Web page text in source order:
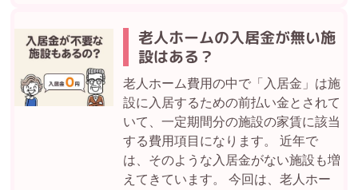
老人ホームの入居金が無い施
設はある？
老人ホーム費用の中で「入居金」は施
設に入居するための前払い金とされて
いて、一定期間分の施設の家賃に該当
する費用項目になります。 近年で
は、そのような入居金がない施設も増
えてきています。 今回は、老人ホー